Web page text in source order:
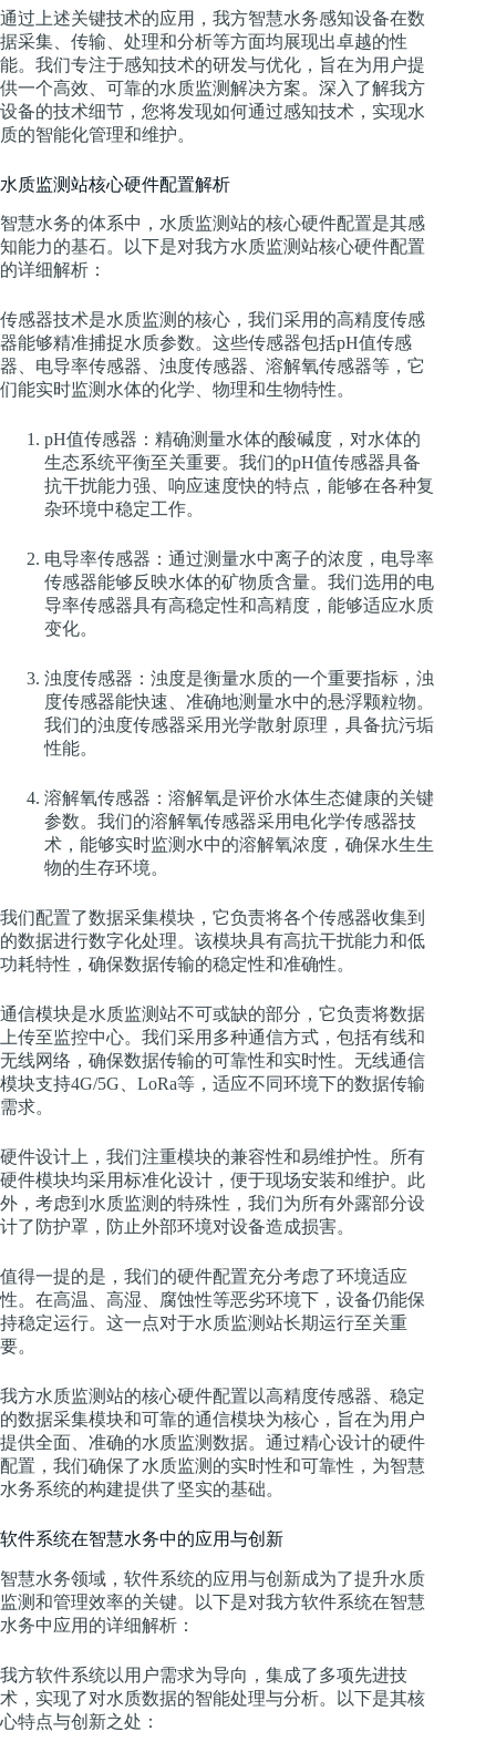
通过上述关键技术的应用，我方智慧水务感知设备在数
据采集、传输、处理和分析等方面均展现出卓越的性
能。我们专注于感知技术的研发与优化，旨在为用户提
供一个高效、可靠的水质监测解决方案。深入了解我方
设备的技术细节，您将发现如何通过感知技术，实现水
质的智能化管理和维护。
水质监测站核心硬件配置解析
智慧水务的体系中，水质监测站的核心硬件配置是其感
知能力的基石。以下是对我方水质监测站核心硬件配置
的详细解析：
传感器技术是水质监测的核心，我们采用的高精度传感
器能够精准捕捉水质参数。这些传感器包括pH值传感
器、电导率传感器、浊度传感器、溶解氧传感器等，它
们能实时监测水体的化学、物理和生物特性。
pH值传感器：精确测量水体的酸碱度，对水体的
生态系统平衡至关重要。我们的pH值传感器具备
抗干扰能力强、响应速度快的特点，能够在各种复
杂环境中稳定工作。
电导率传感器：通过测量水中离子的浓度，电导率
传感器能够反映水体的矿物质含量。我们选用的电
导率传感器具有高稳定性和高精度，能够适应水质
变化。
浊度传感器：浊度是衡量水质的一个重要指标，浊
度传感器能快速、准确地测量水中的悬浮颗粒物。
我们的浊度传感器采用光学散射原理，具备抗污垢
性能。
溶解氧传感器：溶解氧是评价水体生态健康的关键
参数。我们的溶解氧传感器采用电化学传感器技
术，能够实时监测水中的溶解氧浓度，确保水生生
物的生存环境。
我们配置了数据采集模块，它负责将各个传感器收集到
的数据进行数字化处理。该模块具有高抗干扰能力和低
功耗特性，确保数据传输的稳定性和准确性。
通信模块是水质监测站不可或缺的部分，它负责将数据
上传至监控中心。我们采用多种通信方式，包括有线和
无线网络，确保数据传输的可靠性和实时性。无线通信
模块支持4G/5G、LoRa等，适应不同环境下的数据传输
需求。
硬件设计上，我们注重模块的兼容性和易维护性。所有
硬件模块均采用标准化设计，便于现场安装和维护。此
外，考虑到水质监测的特殊性，我们为所有外露部分设
计了防护罩，防止外部环境对设备造成损害。
值得一提的是，我们的硬件配置充分考虑了环境适应
性。在高温、高湿、腐蚀性等恶劣环境下，设备仍能保
持稳定运行。这一点对于水质监测站长期运行至关重
要。
我方水质监测站的核心硬件配置以高精度传感器、稳定
的数据采集模块和可靠的通信模块为核心，旨在为用户
提供全面、准确的水质监测数据。通过精心设计的硬件
配置，我们确保了水质监测的实时性和可靠性，为智慧
水务系统的构建提供了坚实的基础。
软件系统在智慧水务中的应用与创新
智慧水务领域，软件系统的应用与创新成为了提升水质
监测和管理效率的关键。以下是对我方软件系统在智慧
水务中应用的详细解析：
我方软件系统以用户需求为导向，集成了多项先进技
术，实现了对水质数据的智能处理与分析。以下是其核
心特点与创新之处：